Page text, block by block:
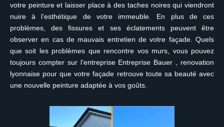
votre peinture et laisser place à des taches noires qui viendront
nuire à l’esthétique de votre immeuble. En plus de ces
problèmes, des fissures et ses éclatements peuvent être
observer en cas de mauvais entretien de votre façade. Quels
que soit les problèmes que rencontre vos murs, vous pouvez
toujours compter sur l’entreprise Entreprise Bauer , renovation
lyonnaise pour que votre façade retrouve toute sa beauté avec
une nouvelle peinture adaptée à vos goûts.